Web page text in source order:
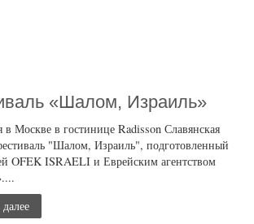
«Шалом, Израиль»
в Москве в гостинице Radisson Славянская
"Шалом, Израиль", подготовленный
OFEK ISRAELI и Еврейским агентством